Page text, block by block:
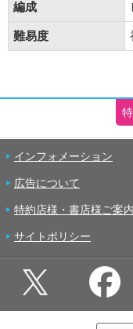
編成
難易度
インフォメーション
広告について
特約店様・書店様ご案内
サイトポリシー